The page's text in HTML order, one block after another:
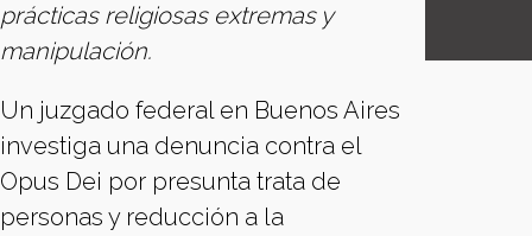
prácticas religiosas extremas y
manipulación.
Un juzgado federal en Buenos Aires
investiga una denuncia contra el
Opus Dei por presunta trata de
personas y reducción a la